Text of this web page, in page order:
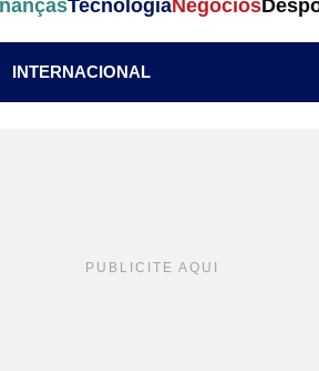
TecnologiaNegócios
INTERNACIONAL
PUBLICITE AQUI